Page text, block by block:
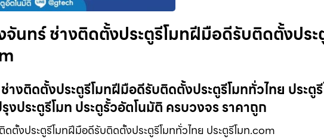
จันทร์ ช่างติดตั้งประตูรีโมทฝีมือดีรับติดตั้งประ
างติดตั้งประตูรีโมทฝีมือดีรับติดตั้งประตูรีโมททั่วไทย ประตู
ระตูรีโมท ประตูรั้วอัตโนมัติ ครบวงจร ราคาถูก
ตั้งประตูรีโมทฝีมือดีรับติดตั้งประตูรีโมททั่วไทย ประตูรีโมท.com